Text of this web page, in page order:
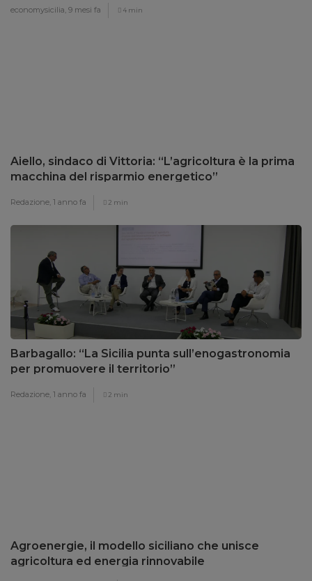
economysicilia, 9 mesi fa 4 min
Aiello, sindaco di Vittoria: “L’agricoltura è la prima
macchina del risparmio energetico”
Redazione, 1 anno fa 2 min
Barbagallo: “La Sicilia punta sull’enogastronomia
per promuovere il territorio”
Redazione, 1 anno fa 2 min
Agroenergie, il modello siciliano che unisce
agricoltura ed energia rinnovabile